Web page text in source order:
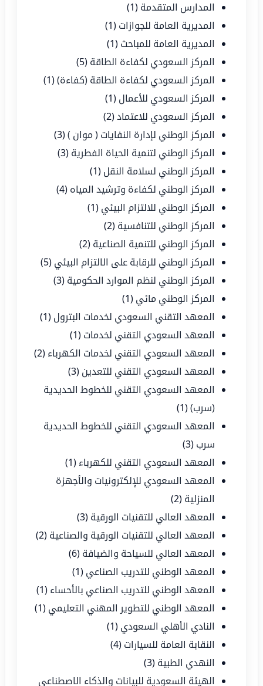
المدارس المتقدمة (1)
المديرية العامة للجوازات (1)
المديرية العامة للمباحث (1)
المركز السعودي لكفاءة الطاقة (5)
المركز السعودي لكفاءة الطاقة (كفاءة)(1)
المركز السعودي للأعمال (1)
المركز السعودي للاعتماد(2)
المركز الوطني لإدارة النفايات ( موان )(3)
المركز الوطني لتنمية الحياة الفطرية (3)
المركز الوطني لسلامة النقل (1)
المركز الوطني لكفاءة وترشيد المياه (4)
المركز الوطني للالتزام البيئي (1)
المركز الوطني للتنافسية (2)
المركز الوطني للتنمية الصناعية (2)
المركز الوطني للرقابة على الالتزام البيئي (5)
المركز الوطني لنظم الموارد الحكومية (3)
المركز الوطني مائي (1)
المعهد التقني السعودي لخدمات البترول (1)
المعهد السعودي التقني لخدمات (1)
المعهد السعودي التقني لخدمات الكهرباء (2)
المعهد السعودي التقني للتعدين (3)
المعهد السعودي التقني للخطوط الحديدية
(سرب)(1)
المعهد السعودي التقني للخطوط الحديدية
سرب (3)
المعهد السعودي التقني للكهرباء (1)
المعهد السعودي للإلكترونيات والأجهزة
المنزلية (2)
المعهد العالي للتقنيات الورقية (3)
المعهد العالي للتقنيات الورقية والصناعية (2)
المعهد العالي للسياحة والضيافة (6)
المعهد الوطني للتدريب الصناعي (1)
المعهد الوطني للتدريب الصناعي بالأحساء (1)
المعهد الوطني للتطوير المهني التعليمي (1)
النادي الأهلي السعودي (1)
النقابة العامة للسيارات (4)
النهدي الطبية (3)
الهيئة السعودية للبيانات والذكاء الاصطناعي